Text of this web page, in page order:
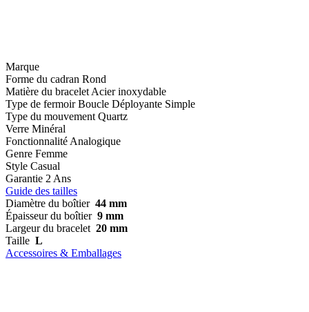
Marque
Forme du cadran Rond
Matière du bracelet Acier inoxydable
Type de fermoir Boucle Déployante Simple
Type du mouvement Quartz
Verre Minéral
Fonctionnalité Analogique
Genre Femme
Style Casual
Garantie 2 Ans
Guide des tailles
Diamètre du boîtier 44 mm
Épaisseur du boîtier 9 mm
Largeur du bracelet 20 mm
Taille L
Accessoires & Emballages